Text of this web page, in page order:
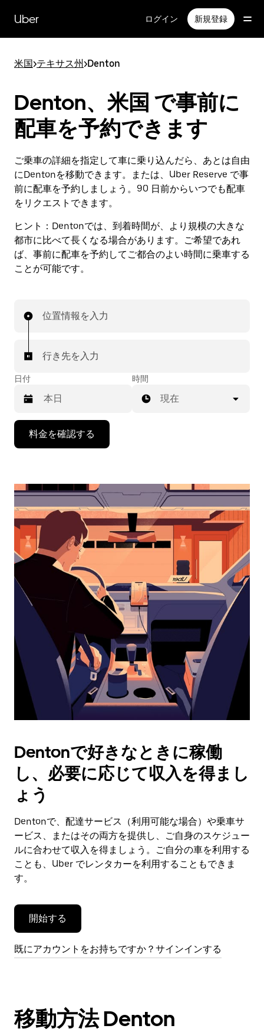
Uber ログイン 新規登録
米国>テキサス州>Denton
Denton、米国 で事前に
配車を予約できます
ご乗車の詳細を指定して車に乗り込んだら、あとは自由
にDentonを移動できます。または、Uber Reserve で事
前に配車を予約しましょう。90 日前からいつでも配車
をリクエストできます。
ヒント： Dentonでは、到着時間が、より規模の大きな
都市に比べて長くなる場合があります。ご希望であれ
ば、事前に配車を予約してご都合のよい時間に乗車する
ことが可能です。
位置情報を入力
行き先を入力
日付
で
ン
ダ
ー
を
操
作
し、
を
選
択
す。
ン
で
カ
ン
ー
を
閉
じ
ま
す。
時間
現在
料金を確認する
Dentonで好きなときに稼働
し、必要に応じて収入を得まし
ょう
Dentonで、配達サービス（利用可能な場合）や乗車サ
ービス、またはその両方を提供し、ご自身のスケジュー
ルに合わせて収入を得ましょう。ご自分の車を利用する
ことも、Uber でレンタカーを利用することもできま
す。
開始する
既にアカウントをお持ちですか？サインインする
移動方法 Denton